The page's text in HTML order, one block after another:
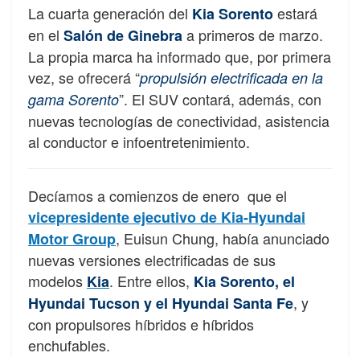
La cuarta generación del Kia Sorentoestará
en el Salón de Ginebraa primeros de marzo.
La propia marca ha informado que, por primera
vez, se ofrecerá “propulsión electrificada en la
gama Sorento”. El SUV contará, además, con
nuevas tecnologías de conectividad, asistencia
al conductor e infoentretenimiento.
Decíamos a comienzos de enero que el
vicepresidente ejecutivo de Kia-Hyundai
Motor Group, Euisun Chung, había anunciado
nuevas versiones electrificadas de sus
modelos Kia. Entre ellos, Kia Sorento, el
Hyundai Tucson y el Hyundai Santa Fe, y
con propulsores híbridos e híbridos
enchufables.